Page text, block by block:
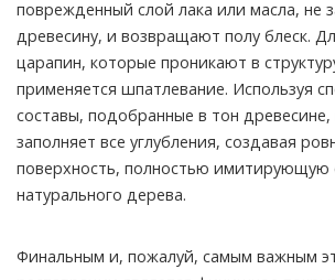
поврежденный слой лака или масла, не
древесину, и возвращают полу блеск.
царапин, которые проникают в
применяется шпатлевание. Используя
составы, подобранные в тон древесине,
заполняет все углубления, создавая
поверхность, полностью имитирующую
натурального дерева.
Финальным и, пожалуй, самым важным